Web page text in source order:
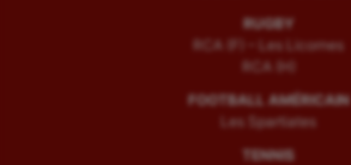
RUGBY
RCA (F) – Les Licornes
RCA (H)
FOOTBALL AMÉRICAIN
Les Spartiates
TENNIS